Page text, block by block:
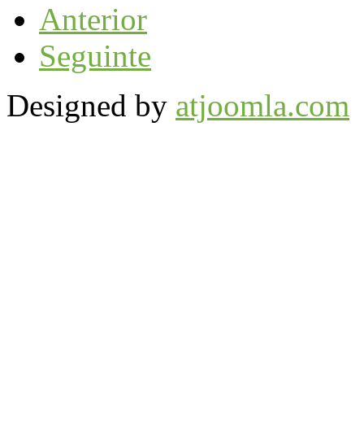
Anterior
Seguinte
Designed by atjoomla.com